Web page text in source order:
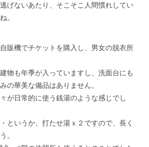
げないあたり、そこそこ人間慣れしてい
。
販機でチケットを購入し、男女の脱衣所
物も年季が入っていますし、洗面台にも
の華美な備品はありません。
が日常的に使う銭湯のような感じでし
というか、打たせ湯ｘ２ですので、長く
。